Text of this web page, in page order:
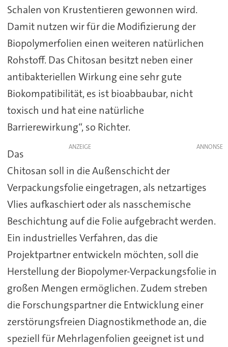
Schalen von Krustentieren gewonnen wird.
Damit nutzen wir für die Modifizierung der
Biopolymerfolien einen weiteren natürlichen
Rohstoff. Das Chitosan besitzt neben einer
antibakteriellen Wirkung eine sehr gute
Biokompatibilität, es ist bioabbaubar, nicht
toxisch und hat eine natürliche
Barrierewirkung“, so Richter.
ANZEIGE
Das
Chitosan soll in die Außenschicht der
Verpackungsfolie eingetragen, als netzartiges
Vlies aufkaschiert oder als nasschemische
Beschichtung auf die Folie aufgebracht werden.
Ein industrielles Verfahren, das die
Projektpartner entwickeln möchten, soll die
Herstellung der Biopolymer-Verpackungsfolie in
großen Mengen ermöglichen. Zudem streben
die Forschungspartner die Entwicklung einer
zerstörungsfreien Diagnostikmethode an, die
speziell für Mehrlagenfolien geeignet ist und